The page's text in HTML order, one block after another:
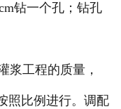
钻一个孔；钻孔
工程的质量，
照比例进行。调配